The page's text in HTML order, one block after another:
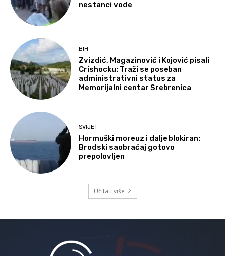
nestanci vode
BIH
Zvizdić, Magazinović i Kojović pisali
Crishocku: Traži se poseban
administrativni status za
Memorijalni centar Srebrenica
SVIJET
Hormuški moreuz i dalje blokiran:
Brodski saobraćaj gotovo
prepolovljen
Učitati više